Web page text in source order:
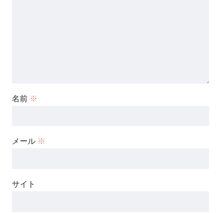
名前 ※
メール ※
サイト